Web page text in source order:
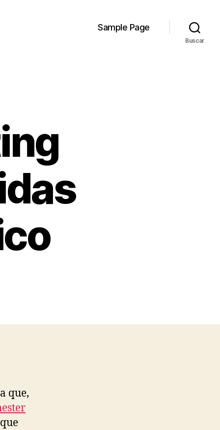
Sample Page
Buscar
que,